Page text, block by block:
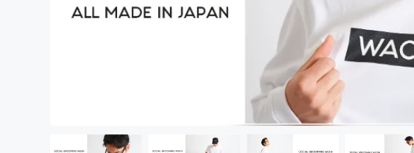
CAMPFIRE